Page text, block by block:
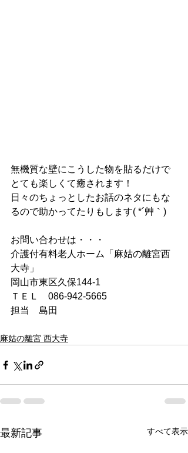
無機質な壁にこうした物を貼るだけで
とても楽しくて癒されます！
日々のちょっとしたお話のネタにもな
るので助かってたりもします( *´艸｀)
お問い合わせは・・・
介護付有料老人ホーム「麻姑の離宮西
大寺」
岡山市東区久保144-1
ＴＥＬ　086-942-5665
担当　島田
麻姑の離宮 西大寺
最新記事 すべて表示